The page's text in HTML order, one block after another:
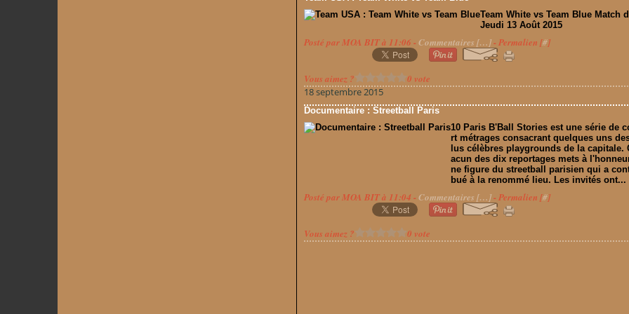
Team White vs Team Blue Match
Jeudi 13 Août 2015
Posté par MOA BIT à 11:06 - Commentaires […]- Permalien [#]
Vous aimez ?
0 vote
18 septembre 2015
Documentaire : Streetball Paris
10 Paris B'Ball Stories est une série de
rt métrages consacrant quelques uns
lus célèbres playgrounds de la capitale.
acun des dix reportages mets à
ne figure du streetball parisien qui a
bué à la renommé lieu. Les invités ont...
Posté par MOA BIT à 11:04 - Commentaires […]- Permalien [#]
Vous aimez ? 0 vote